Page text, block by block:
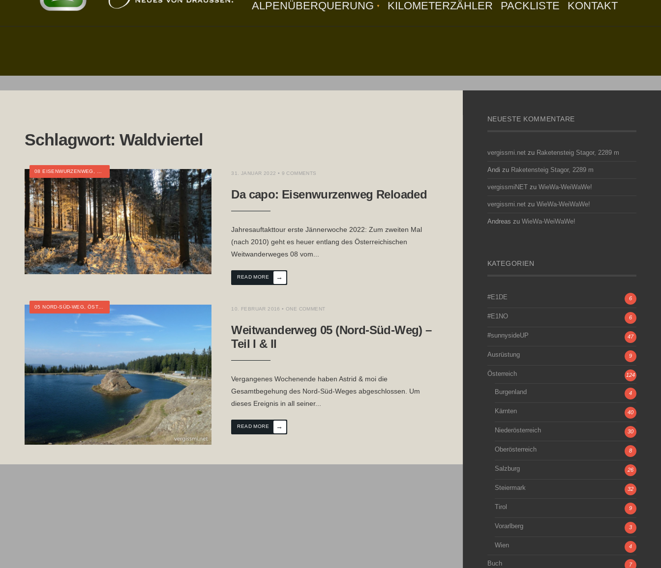
ALPENÜBERQUERUNG KILOMETERZÄHLER PACKLISTE KONTAKT
Schlagwort: Waldviertel
08 EISENWURZENWEG ÖSTERREICH ,NIEDERÖSTERREICH,TOURTAGEBUCH, WEITWANDERN WINTER
31. JANUAR 2022 • 9 COMMENTS
Da capo: Eisenwurzenweg Reloaded
Jahresauftakttour erste Jännerwoche 2022: Zum zweiten Mal
(nach 2010) geht es heuer entlang des Österreichischen
Weitwanderweges 08 vom
READ MORE →
05 NORD-SÜD-WEG ÖSTERREICH 10. FEBRUAR 2016 • ONE COMMENT
Weitwanderweg 05 (Nord-Süd-Weg) –
Teil I & II
Vergangenes Wochenende haben Astrid & moi die
Gesamtbegehung des Nord-Süd-Weges abgeschlossen. Um
dieses Ereignis in all seiner...
READ MORE →
NEUESTE KOMMENTARE
vergissmi.netzu Raketensteig Stagor, 2289 m
Andi zu Raketensteig Stagor, 2289 m
vergissmiNET zu WieWa-WeiWaWe!
vergissmi.netzu WieWa-WeiWaWe!
Andreas zu WieWa-WeiWaWe!
KATEGORIEN
#E1DE 6
#E1NO 6
#sunnysideUP 47
Ausrüstung 9
Österreich 124
Burgenland 4
Kärnten 40
Niederösterreich 30
Oberösterreich 8
Salzburg 26
Steiermark 32
Tirol 9
Vorarlberg 3
Wien 4
Buch 7